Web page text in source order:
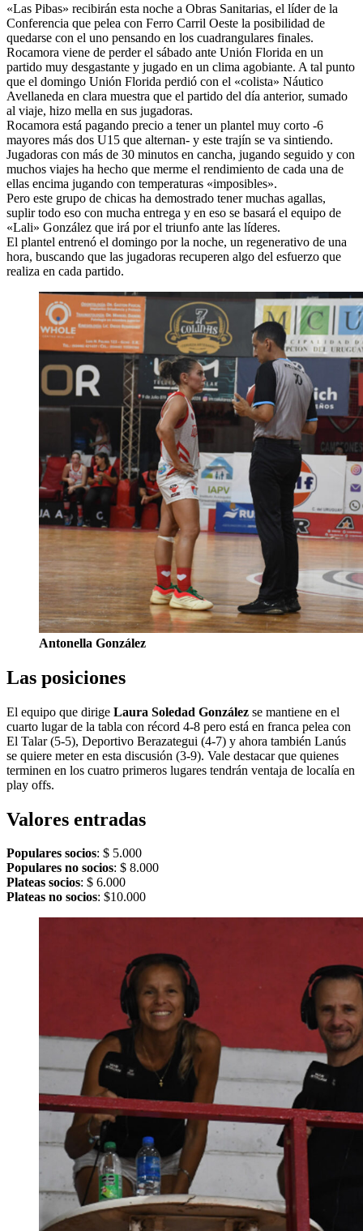
«Las Pibas» recibirán esta noche a Obras Sanitarias, el líder de la
Conferencia que pelea con Ferro Carril Oeste la posibilidad de
quedarse con el uno pensando en los cuadrangulares finales.
Rocamora viene de perder el sábado ante Unión Florida en un
partido muy desgastante y jugado en un clima agobiante. A tal punto
que el domingo Unión Florida perdió con el «colista» Náutico
Avellaneda en clara muestra que el partido del día anterior, sumado
al viaje, hizo mella en sus jugadoras.
Rocamora está pagando precio a tener un plantel muy corto -6
mayores más dos U15 que alternan- y este trajín se va sintiendo.
Jugadoras con más de 30 minutos en cancha, jugando seguido y con
muchos viajes ha hecho que merme el rendimiento de cada una de
ellas encima jugando con temperaturas «imposibles».
Pero este grupo de chicas ha demostrado tener muchas agallas,
suplir todo eso con mucha entrega y en eso se basará el equipo de
«Lali» González que irá por el triunfo ante las líderes.
El plantel entrenó el domingo por la noche, un regenerativo de una
hora, buscando que las jugadoras recuperen algo del esfuerzo que
realiza en cada partido.
Antonella González
Las posiciones
El equipo que dirige Laura Soledad González se mantiene en el
cuarto lugar de la tabla con récord 4-8 pero está en franca pelea con
El Talar (5-5), Deportivo Berazategui (4-7) y ahora también Lanús
se quiere meter en esta discusión (3-9). Vale destacar que quienes
terminen en los cuatro primeros lugares tendrán ventaja de localía en
play offs.
Valores entradas
Populares socios: $ 5.000
Populares no socios: $ 8.000
Plateas socios: $ 6.000
Plateas no socios: $10.000